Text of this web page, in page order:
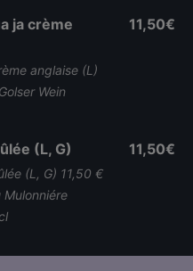
ja crème
anglaise (L)
Wein
11,50€
(L, G)
(L, G) 11,50 €
Mulonniére
11,50€